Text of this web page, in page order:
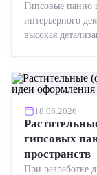
Гипсовые панно
интерьерного
высокая
18.06.2026
гипсовых
пространств
При разработке